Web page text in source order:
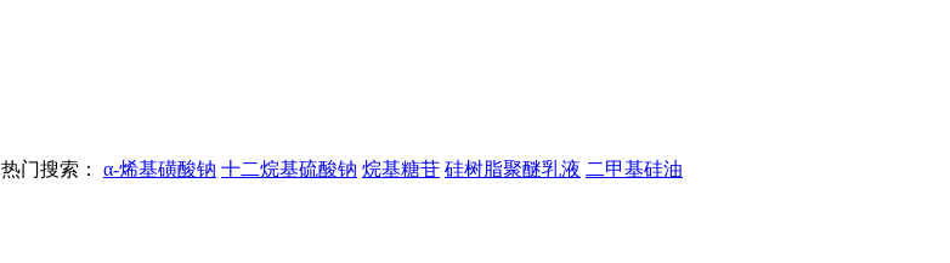
热门搜索： α-烯基磺酸钠 十二烷基硫酸钠 烷基糖苷 硅树脂聚醚乳液 二甲基硅油